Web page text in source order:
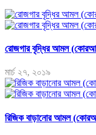
রোজগার বৃদ্ধির আমল
মার্চ ২৭, ২০১৯
রিজিক বাড়ানোর আমল